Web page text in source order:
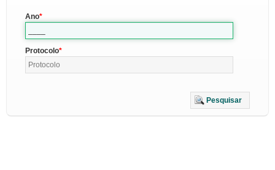
Ano
Protocolo
Pesquisar